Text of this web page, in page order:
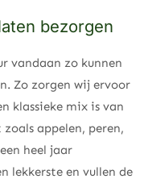
bezorgen
vandaan zo kunnen
Zo zorgen wij ervoor
klassieke mix is van
appelen, peren,
heel jaar
lekkerste en vullen de